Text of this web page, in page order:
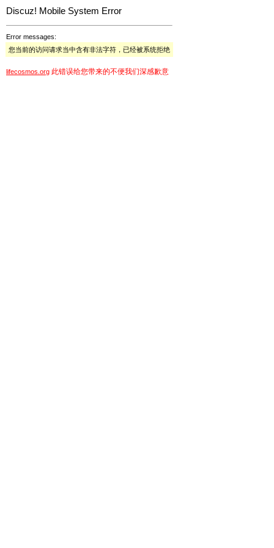
Discuz! Mobile System Error
Error messages:
您当前的访问请求当中含有非法字符，已经被系统拒绝
lifecosmos.org 此错误给您带来的不便我们深感歉意